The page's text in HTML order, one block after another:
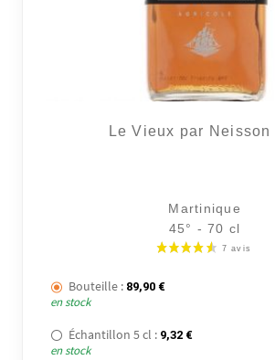
Le Vieux par Neisson
Martinique
45° - 70 cl
Bouteille : 89,90 €
en stock
Échantillon 5 cl : 9,32 €
en stock